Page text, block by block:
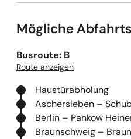
Mögliche
Busroute: B
Route anzeigen
Haustürabholung
Berlin – Pankow
Braunschweig –